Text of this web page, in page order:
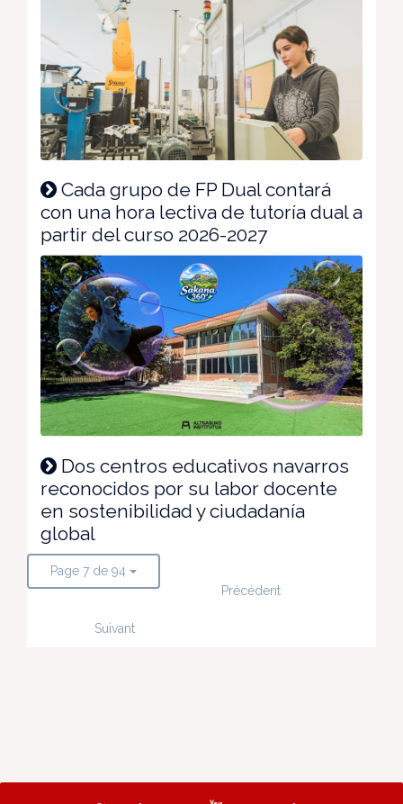
Cada grupo de FP Dual contará
con una hora lectiva de tutoría dual a
partir del curso 2026-2027
Dos centros educativos navarros
reconocidos por su labor docente
en sostenibilidad y ciudadanía
global
Page 7 de 94
Précédent
Suivant